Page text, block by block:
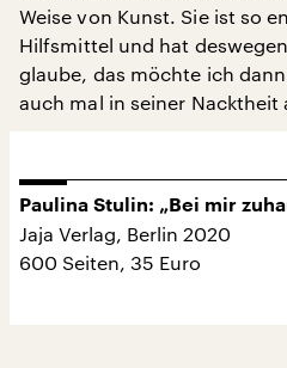
Weise von Kunst. Sie ist so
Hilfsmittel und hat
glaube, das möchte ich
auch mal in seiner Nacktheit
Paulina Stulin: „Bei mir
Jaja Verlag, Berlin 2020
600 Seiten, 35 Euro